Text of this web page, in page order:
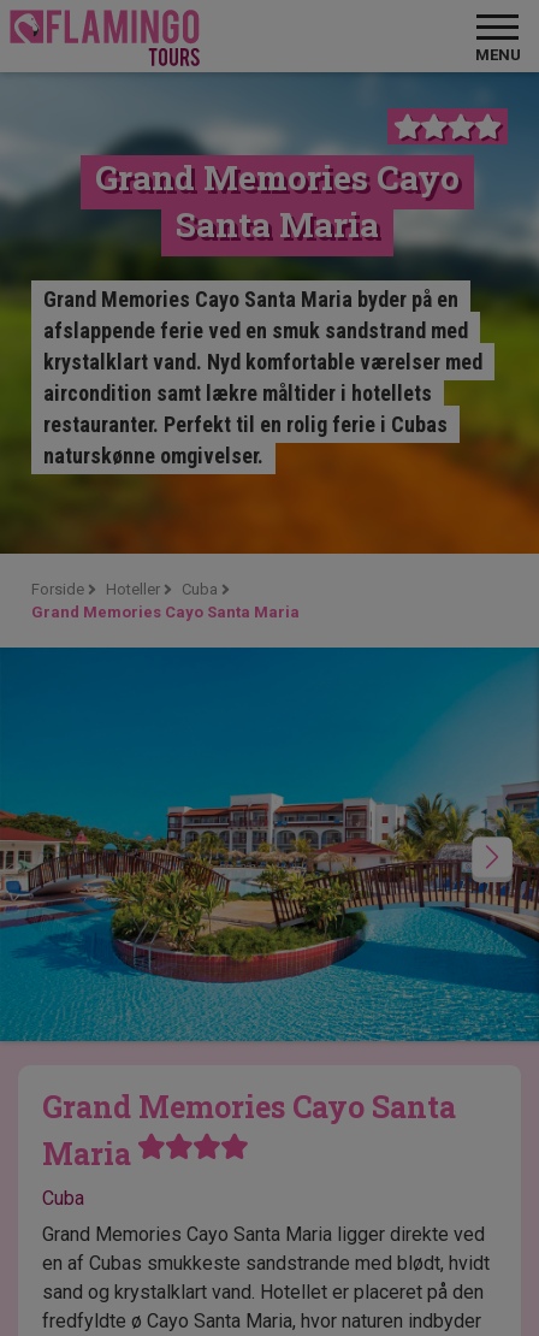
MENU
Grand Memories Cayo
Santa Maria
Grand Memories Cayo Santa Maria byder på en
afslappende ferie ved en smuk sandstrand med
krystalklart vand. Nyd komfortable værelser med
aircondition samt lækre måltider i hotellets
restauranter. Perfekt til en rolig ferie i Cubas
naturskønne omgivelser.
Forside Hoteller
Cuba
Grand Memories Cayo Santa Maria
Grand Memories Cayo Santa
Maria
Cuba
Grand Memories Cayo Santa Maria ligger direkte ved
en af Cubas smukkeste sandstrande med blødt, hvidt
sand og krystalklart vand. Hotellet er placeret på den
fredfyldte ø Cayo Santa Maria, hvor naturen indbyder